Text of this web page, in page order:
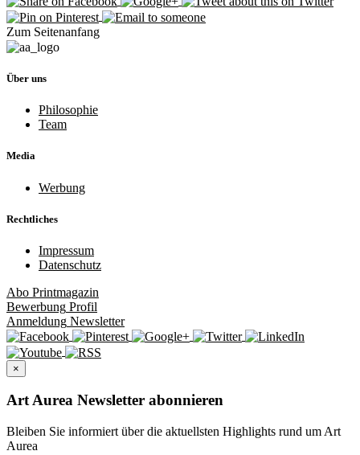
Zum Seitenanfang
Über uns
Philosophie
Team
Media
Werbung
Rechtliches
Impressum
Datenschutz
Abo Printmagazin
Bewerbung Profil
Anmeldung Newsletter
×
Art Aurea Newsletter abonnieren
Bleiben Sie informiert über die aktuellsten Highlights rund um Art
Aurea